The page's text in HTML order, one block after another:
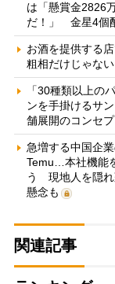
は「懸賞金2826
だ！」 金星4個
お酒を提供する
粗相だけじゃな
「30種類以上の
ンを手掛けるサ
舗展開のコンセ
急増する中国企
Temu…本社機能
う 現地人を隠れ
懸念も
関連記事